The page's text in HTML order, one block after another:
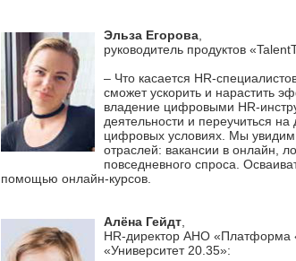
Эльза Егорова
руководитель продуктов
– Что касается HR-
сможет ускорить и нарастить
владение цифровыми HR-
деятельности и переучиться
цифровых условиях. Мы увидим
отраслей: вакансии в онлайн,
повседневного спроса.
помощью онлайн-курсов.
Алёна Гейдт
HR-директор АНО «Платформа
«Университет 20.35»: